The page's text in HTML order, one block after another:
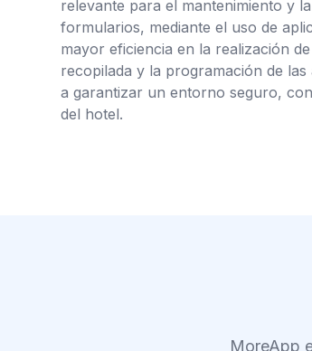
relevante para el mantenimiento y
formularios, mediante el uso de
mayor eficiencia en la realización
recopilada y la programación de
a garantizar un entorno seguro,
del hotel.
MoreApp